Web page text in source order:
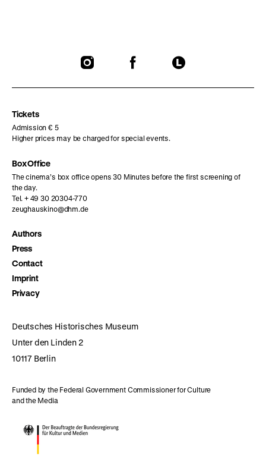
To
To
To
Tickets
Admission € 5
Higher prices may be charged for special events.
Box Office
The cinema’s box office opens 30 Minutes before the first screening of
the day.
Tel. + 49 30 20304-770
zeughauskino@dhm.de
Authors
Press
Contact
Imprint
Privacy
Deutsches Historisches Museum
Unter den Linden 2
10117 Berlin
Funded by the Federal Government Commissioner for Culture
and the Media